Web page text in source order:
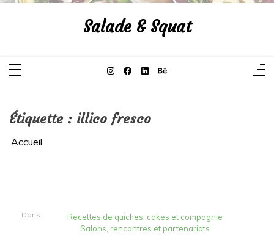
Aller
Salade & Squat
Étiquette : illico fresco
Accueil
Dans
Recettes de quiches, cakes et compagnie
Salons, rencontres et partenariats